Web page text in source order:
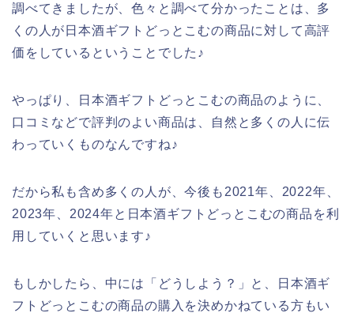
調べてきましたが、色々と調べて分かったことは、多
くの人が日本酒ギフトどっとこむの商品に対して高評
価をしているということでした♪
やっぱり、日本酒ギフトどっとこむの商品のように、
口コミなどで評判のよい商品は、自然と多くの人に伝
わっていくものなんですね♪
だから私も含め多くの人が、今後も2021年、2022年、
2023年、2024年と日本酒ギフトどっとこむの商品を利
用していくと思います♪
もしかしたら、中には「どうしよう？」と、日本酒ギ
フトどっとこむの商品の購入を決めかねている方もい